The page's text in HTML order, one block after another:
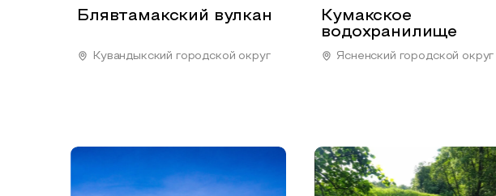
Блявтамакский вулкан
Кувандыкский городской округ
Кумакское
водохранилище
Ясненский городской округ